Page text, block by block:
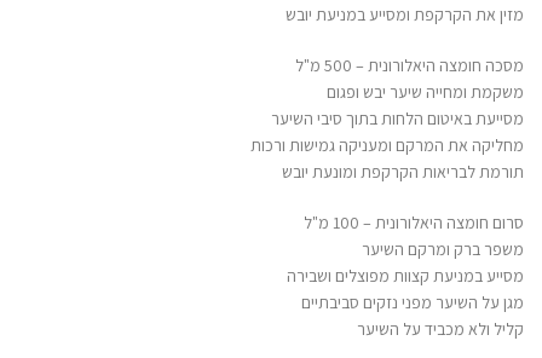
מזין את הקרקפת ומסייע במניעת יובש
מסכה חומצה היאלורונית – 500 מ"ל
משקמת ומחייה שיער יבש ופגום
מסייעת באיטום הלחות בתוך סיבי השיער
מחליקה את המרקם ומעניקה גמישות ורכות
תורמת לבריאות הקרקפת ומונעת יובש
סרום חומצה היאלורונית – 100 מ"ל
משפר ברק ומרקם השיער
מסייע במניעת קצוות מפוצלים ושבירה
מגן על השיער מפני נזקים סביבתיים
קליל ולא מכביד על השיער